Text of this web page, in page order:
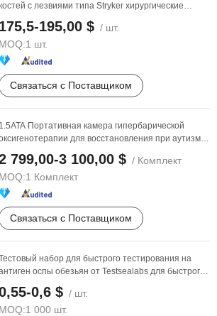
с лезвиями типа Stryker хирургические
175,5-195,00 $ / шт.
MOQ:1 шт.
Связаться с Поставщиком
1.5ATA Портативная камера гипербарической
для восстановления при аутизме,
799,00-3 100,00 $ / Комплект
MOQ:1 Комплект
Связаться с Поставщиком
набор для быстрого тестирования на
оспы обезьян от Testsealabs для быстрого
0,6 $ / шт.
MOQ:1 000 шт.